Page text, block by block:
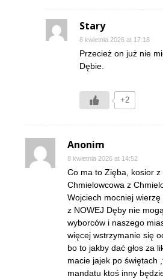
Stary
8 kwietnia 2026 at 17:18
Przecież on już nie
Dębie.
+2
Anonim
8 kwietnia 2026 at 14:52
Co ma to Zięba, kosior z
Chmielowcowa z
Wojciech mocniej
z NOWEJ Dęby nie
wyborców i naszego
więcej wstrzymanie się
bo to jakby dać głos za
macie jajek po świętach
mandatu ktoś inny